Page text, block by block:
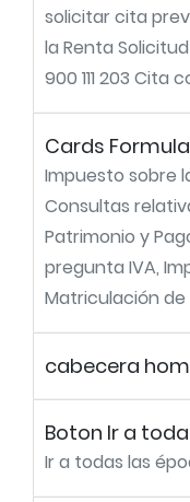
solicitar cita
la Renta
900 111 203 Cita
Cards
Impuesto sobre
Consultas
Patrimonio y
pregunta IVA,
Matriculación de
cabecera
Boton Ir a
Ir a todas las